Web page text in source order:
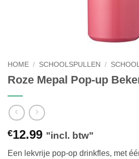
HOME / SCHOOLSPULLEN /
Roze Mepal Pop-up
€12.99 "incl. btw"
Een lekvrije pop-op drinkfles, met